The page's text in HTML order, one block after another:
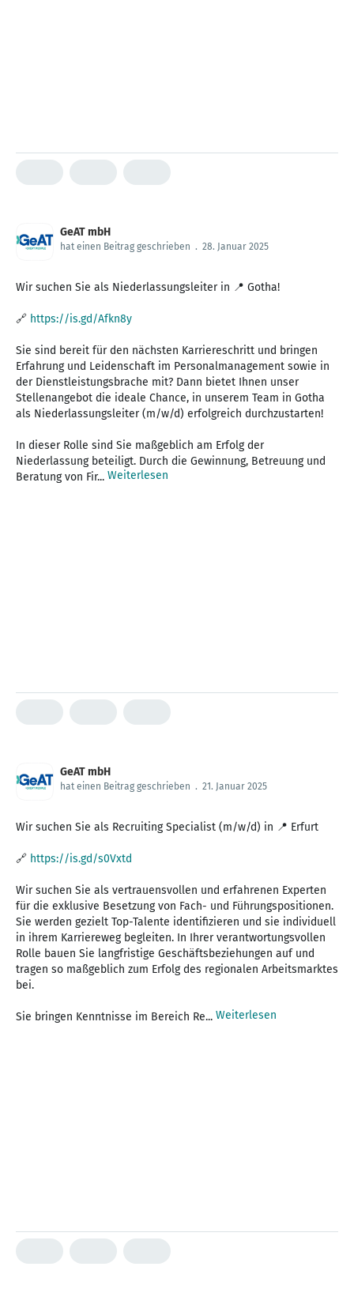
GeAT mbH
hat einen Beitrag geschrieben . 28. Januar 2025
Wir suchen Sie als Niederlassungsleiter in 📍 Gotha!
🔗 https://is.gd/Afkn8y
Sie sind bereit für den nächsten Karriereschritt und bringen
Erfahrung und Leidenschaft im Personalmanagement sowie in
der Dienstleistungsbrache mit? Dann bietet Ihnen unser
Stellenangebot die ideale Chance, in unserem Team in Gotha
als Niederlassungsleiter (m/w/d) erfolgreich durchzustarten!
In dieser Rolle sind Sie maßgeblich am Erfolg der
Niederlassung beteiligt. Durch die Gewinnung, Betreuung und
Beratung von Fir... Weiterlesen
GeAT mbH
hat einen Beitrag geschrieben . 21. Januar 2025
Wir suchen Sie als Recruiting Specialist (m/w/d) in 📍 Erfurt
🔗 https://is.gd/s0Vxtd
Wir suchen Sie als vertrauensvollen und erfahrenen Experten
für die exklusive Besetzung von Fach- und Führungspositionen.
Sie werden gezielt Top-Talente identifizieren und sie individuell
in ihrem Karriereweg begleiten. In Ihrer verantwortungsvollen
Rolle bauen Sie langfristige Geschäftsbeziehungen auf und
tragen so maßgeblich zum Erfolg des regionalen Arbeitsmarktes
bei.
Sie bringen Kenntnisse im Bereich Re... Weiterlesen